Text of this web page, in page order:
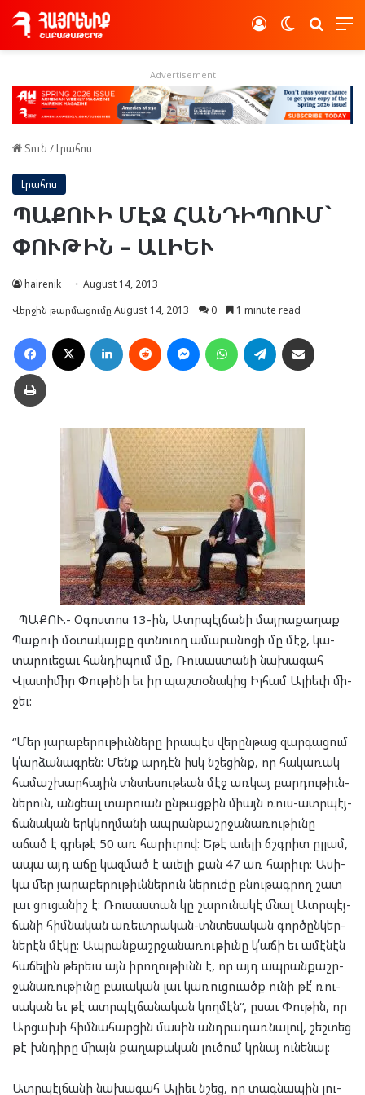
Switch skin
Log In
Advertisement
Տուն /Լրահոս
Լրահոս
ՊԱՔ­ՈՒԻ ՄԷՋ ՀԱՆ­ԴԻ­ՊՈՒՄ`
ՓՈՒ­ԹԻՆ – ԱԼԻ­ԵՒ
hairenik
August 14, 2013
Վերջին թարմացումը August 14, 2013
0 1 minute read
Facebook LinkedIn Reddit MessengerWhatsAppTelegram
Տպել
ՊԱ­ՔՈՒ.- Օգոս­տոս 13-ին, Ատր­պէյ­ճա­նի մայ­րա­քա­ղաք
Պաք­ուի մօ­տա­կայ­քը գտնուող ամա­րա­նո­ցի մը մէջ, կա­
տար­ուե­ցաւ հան­դի­պում մը, Ռու­սաս­տա­նի նա­խա­գահ
Վլա­տի­միր Փու­թի­նի եւ իր պա­շտօ­նա­կից Իլ­համ Ալի­ե­ւի մի­
ջեւ:
“Մեր յա­րա­բե­րու­թիւն­նե­րը իրա­պէս վե­րըն­թաց զար­գա­ցում
կ՛ար­ձա­նագ­րեն: Մենք ար­դէն իսկ նշե­ցինք, որ հա­կա­ռակ
հա­մաշ­խար­հա­յին տնտե­սու­թեան մէջ առ­կայ բար­դու­թիւն­
նե­րուն, անց­եալ տար­ուան ըն­թաց­քին միայն ռուս-ատր­պէյ­
ճա­նա­կան երկ­կող­մա­նի ապ­րան­քաշր­ջա­նա­ռու­թիւնը
աճած է գրե­թէ 50 առ հա­րիւ­րով: Եթէ աւե­լի ճշգրիտ ըլ­լամ,
ապա այդ աճը կազ­մած է աւե­լի քան 47 առ հա­րիւր: Ասի­
կա մեր յա­րա­բե­րու­թիւն­նե­րուն նե­րու­ժը բնու­թագ­րող շատ
լաւ ցու­ցա­նիշ է: Ռու­սաս­տան կը շա­րու­նա­կէ մնալ Ատր­պէյ­
ճա­նի հիմ­նա­կան առեւտ­րա­կան-տնտե­սա­կան գոր­ծըն­կեր­
նե­րէն մէ­կը: Ապ­րան­քաշր­ջա­նա­ռու­թիւնը կ՛ա­ճի եւ ամէ­նէն
հա­ճե­լին թե­րեւս այն իրո­ղու­թիւնն է, որ այդ ապ­րան­քաշր­
ջա­նա­ռու­թիւնը բա­ւա­կան լաւ կա­ռուց­ուածք ու­նի թէ՛ ռու­
սա­կան եւ թէ ատր­պէյ­ճա­նա­կան կող­մէն“, ըսաւ Փու­թին, որ
Ար­ցա­խի հիմ­նա­հար­ցին մա­սին անդ­րա­դառ­նա­լով, շեշ­տեց
թէ խնդի­րը միայն քա­ղա­քա­կան լու­ծում կրնայ ու­նե­նալ:
Ատր­պէյ­ճա­նի նա­խա­գահ Ալի­եւ նշեց, որ տագ­նա­պին լու­